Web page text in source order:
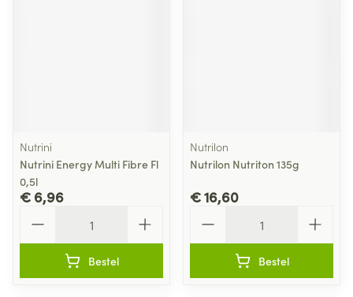
Nutrini
Nutrini Energy Multi Fibre Fl
0,5l
€ 6,96
Bestel
Nutrilon
Nutrilon Nutriton 135g
€ 16,60
Bestel